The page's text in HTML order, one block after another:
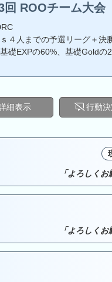
回 ROOチーム大会
４人までの予選リーグ＋決
礎EXPの60%、基礎Goldの
細表示 行動
「よろしくお
「よろしくお